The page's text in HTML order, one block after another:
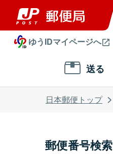
ゆうIDマイページへ
送る
日本郵便トップ
郵便番号検索